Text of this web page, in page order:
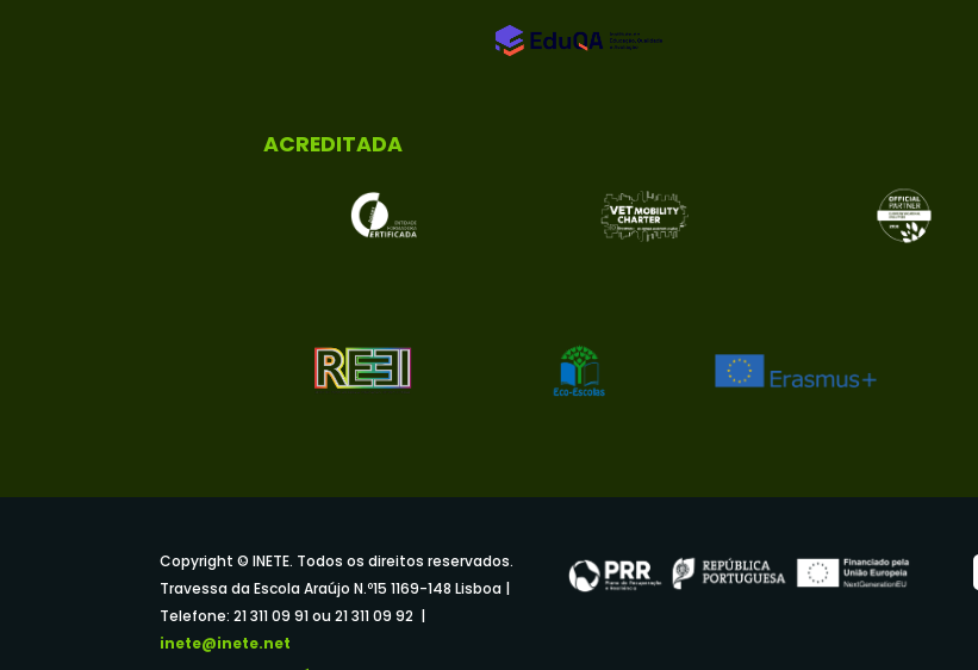
ACREDITADA
Copyright © INETE. Todos os direitos reservados.
Travessa da Escola Araújo N.º15 1169-148 Lisboa |
Telefone: 21 311 09 91 ou 21 311 09 92 |
inete@inete.net